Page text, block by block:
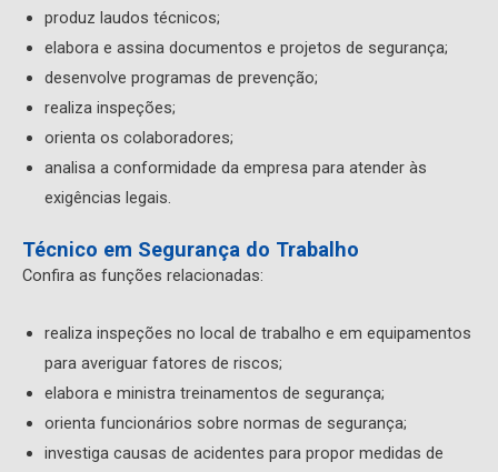
produz laudos técnicos;
elabora e assina documentos e projetos de segurança;
desenvolve programas de prevenção;
realiza inspeções;
orienta os colaboradores;
analisa a conformidade da empresa para atender às
exigências legais.
Técnico em Segurança do Trabalho
Confira as funções relacionadas:
realiza inspeções no local de trabalho e em equipamentos
para averiguar fatores de riscos;
elabora e ministra treinamentos de segurança;
orienta funcionários sobre normas de segurança;
investiga causas de acidentes para propor medidas de